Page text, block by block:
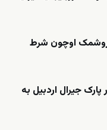
اوچون شرط
پارک جیرال اردبیل به